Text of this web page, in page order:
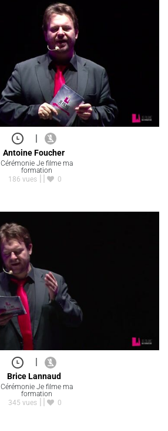
|
Antoine Foucher
Cérémonie Je filme ma
formation
186 vues
0
|
Brice Lannaud
Cérémonie Je filme ma
formation
345 vues
0